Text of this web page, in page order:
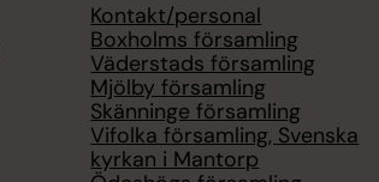
Kontakt/personal
Boxholms församling
Väderstads församling
Mjölby församling
Skänninge församling
Vifolka församling, Svenska
kyrkan i Mantorp